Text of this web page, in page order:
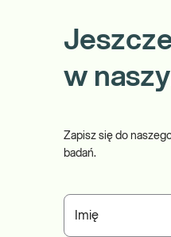
w
Zapisz się do
badań.
Imię